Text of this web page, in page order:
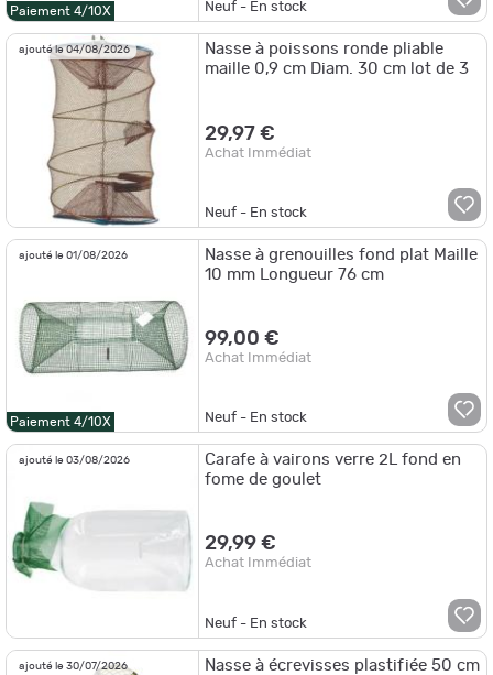
Paiement 4/10X Neuf - En stock
ajouté le 04/08/2026
Nasse à poissons ronde pliable
maille 0,9 cm Diam. 30 cm lot de 3
29,97 €
Achat Immédiat
Neuf - En stock
ajouté le 01/08/2026
Paiement 4/10X
Nasse à grenouilles fond plat Maille
10 mm Longueur 76 cm
99,00 €
Achat Immédiat
Neuf - En stock
ajouté le 03/08/2026
Carafe à vairons verre 2L fond en
fome de goulet
29,99 €
Achat Immédiat
Neuf - En stock
ajouté le 30/07/2026 Nasse à écrevisses plastifiée 50 cm